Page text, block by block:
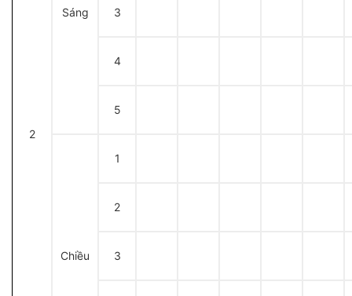
2
Sáng 3
4
5
Chiều
1
2
3